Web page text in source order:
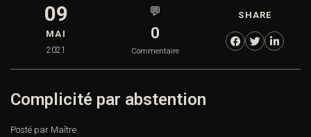
09
MAI
2021
💬
0
Commentaire
SHARE
Complicité par abstention
Posté par Maître